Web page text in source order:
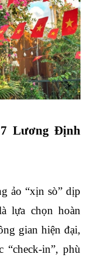
Lương Định
ảo “xịn sò” dịp
lựa chọn hoàn
gian hiện đại,
“check-in”, phù